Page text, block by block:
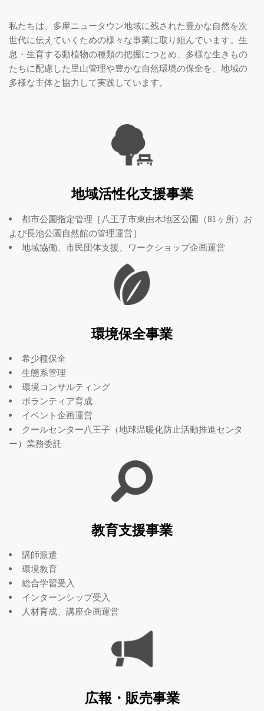
私たちは、多摩ニュータウン地域に残された豊かな自然を次
世代に伝えていくための様々な事業に取り組んでいます。生
息・生育する動植物の種類の把握につとめ、多様な生きもの
たちに配慮した里山管理や豊かな自然環境の保全を、地域の
多様な主体と協力して実践しています。
地域活性化支援事業
都市公園指定管理［八王子市東由木地区公園（81ヶ所）お
よび長池公園自然館の管理運営］
地域協働、市民団体支援、ワークショップ企画運営
環境保全事業
希少種保全
生態系管理
環境コンサルティング
ボランティア育成
イベント企画運営
クールセンター八王子（地球温暖化防止活動推進センタ
ー）業務委託
教育支援事業
講師派遣
環境教育
総合学習受入
インターンシップ受入
人材育成、講座企画運営
広報・販売事業